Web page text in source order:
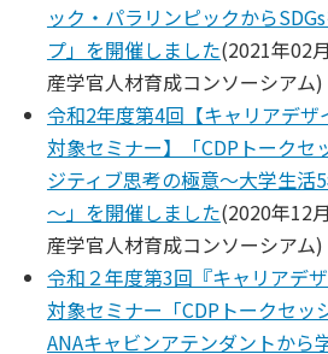
ック・パラリンピックから
プ」を開催しました(2021年02
産学官人材育成コンソーシアム)
令和2年度第4回【キャリアデ
対象セミナー】「CDPトークセ
ジティブ思考の極意～大学生活
～」を開催しました(2020年12
産学官人材育成コンソーシアム)
令和２年度第3回『キャリアデ
対象セミナー「CDPトークセッ
ANAキャビンアテンダントから